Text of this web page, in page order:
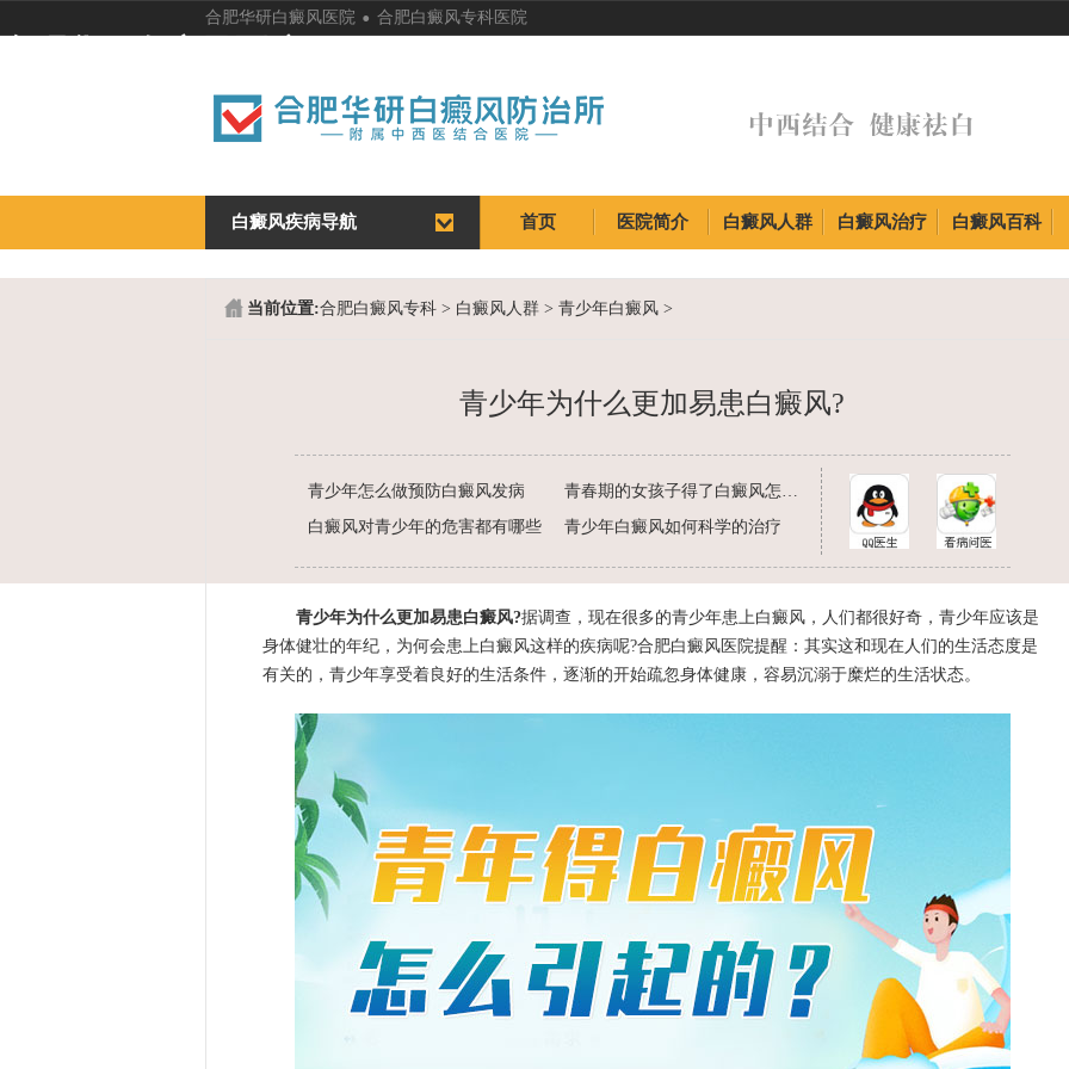
合肥华研白癜风医院 . 合肥白癜风专科医院
首页
首页
医院简介
医院简介
白癜风人群
白癜风人群
白癜风治疗
白癜风治疗
白癜风百科
白癜风百科
白癜风疾病导航
当前位置:合肥白癜风专科 > 白癜风人群 > 青少年白癜风 >
青少年为什么更加易患白癜风?
青少年怎么做预防白癜风发病
青春期的女孩子得了白癜风怎么用
白癜风对青少年的危害都有哪些
青少年白癜风如何科学的治疗
青少年为什么更加易患白癜风?据调查，现在很多的青少年患上白癜风，人们都很好奇，青少年应该是
身体健壮的年纪，为何会患上白癜风这样的疾病呢?合肥白癜风医院提醒：其实这和现在人们的生活态度是
有关的，青少年享受着良好的生活条件，逐渐的开始疏忽身体健康，容易沉溺于糜烂的生活状态。